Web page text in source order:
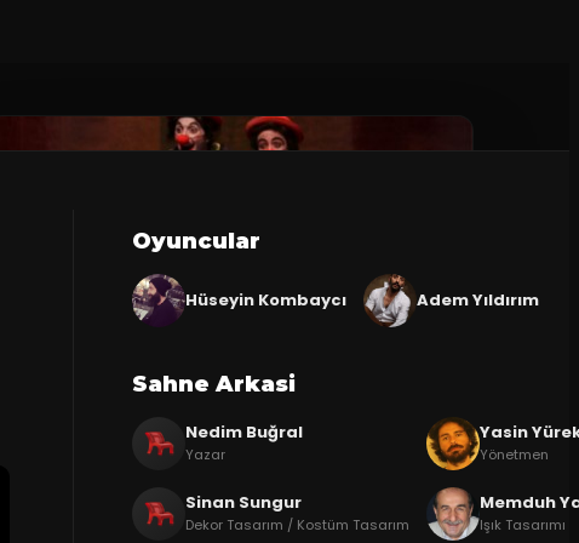
Oyuncular
Hüseyin Kombaycı Adem Yıldırım
Sahne Arkasi
Nedim Buğral
Yazar
Yasin
Yönetmen
Sinan Sungur
Dekor Tasarım / Kostüm Tasarım
Memduh
Işık Tasarımı